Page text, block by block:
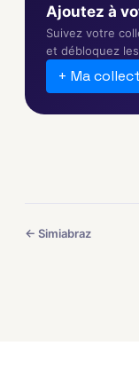
Ajoutez à
Suivez votre
et débloquez
+ Ma
← Simiabraz